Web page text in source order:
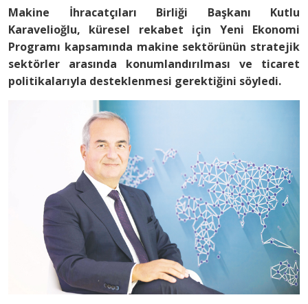
Makine İhracatçıları Birliği Başkanı Kutlu
Karavelioğlu, küresel rekabet için Yeni Ekonomi
Programı kapsamında makine sektörünün stratejik
sektörler arasında konumlandırılması ve ticaret
politikalarıyla desteklenmesi gerektiğini söyledi.